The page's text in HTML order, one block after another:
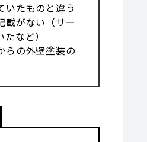
いたものと違う
載がない（サー
など）
らの外壁塗装の